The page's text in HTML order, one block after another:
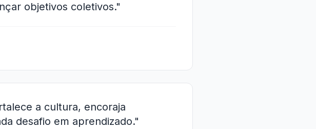
objetivos coletivos."
a cultura, encoraja
desafio em aprendizado."